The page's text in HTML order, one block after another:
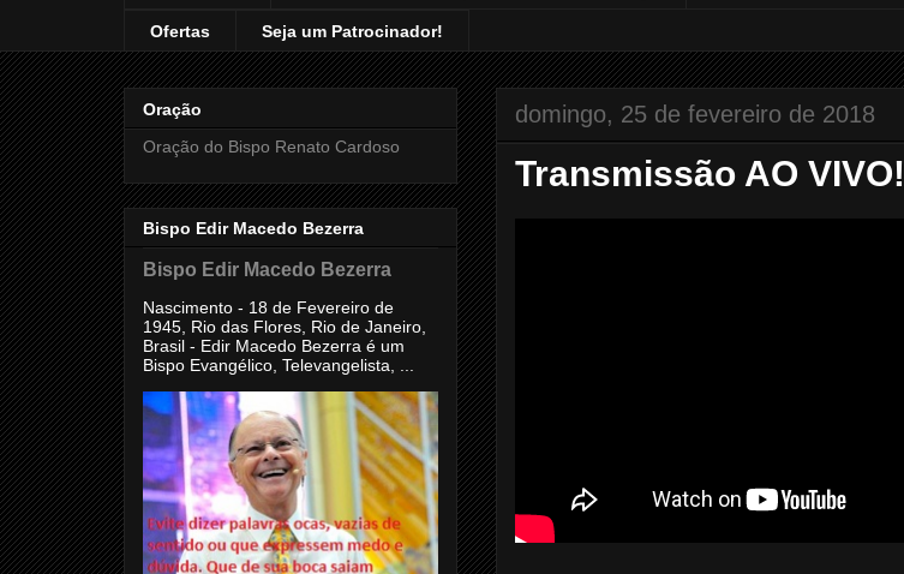
Ofertas Seja um Patrocinador!
domingo, 25 de fevereiro de 2018
Transmissão AO VIVO!
Oração
Oração do Bispo Renato Cardoso
Bispo Edir Macedo Bezerra
Bispo Edir Macedo Bezerra
Nascimento - 18 de Fevereiro de
1945, Rio das Flores, Rio de Janeiro,
Brasil - Edir Macedo Bezerra é um
Bispo Evangélico, Televangelista, ...